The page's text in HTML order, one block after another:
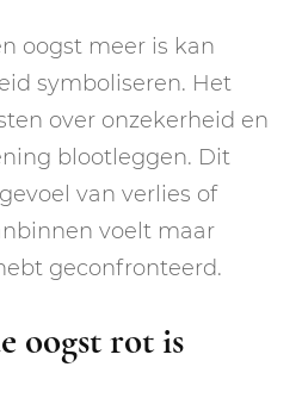
oogst meer is kan
symboliseren. Het
over onzekerheid en
blootleggen. Dit
van verlies of
voelt maar
geconfronteerd.
oogst rot is